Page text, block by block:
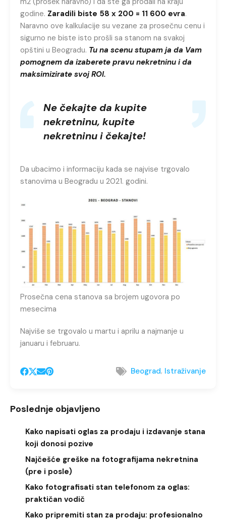
godine. Zaradili biste 58 x 200 = 11 600 evra.
Naravno ove kalkulacije su vezane za prosečnu cenu i
sigurno ne biste isto prošli sa stanom na svakoj
opštini u Beogradu. Tu na scenu stupam ja da Vam
pomognem da izaberete pravu nekretninu i da
maksimizirate svoj ROI.
Ne čekajte da kupite
nekretninu, kupite
nekretninu i čekajte!
Da ubacimo i informaciju kada se najvise trgovalo
stanovima u Beogradu u 2021. godini.
Prosečna cena stanova sa brojem ugovora po
mesecima
Najviše se trgovalo u martu i aprilu a najmanje u
januaru i februaru.
Beograd, Istraživanje
Poslednje objavljeno
Kako napisati oglas za prodaju i izdavanje stana
koji donosi pozive
Najčešće greške na fotografijama nekretnina
(pre i posle)
Kako fotografisati stan telefonom za oglas:
praktičan vodič
Kako pripremiti stan za prodaju: profesionalno